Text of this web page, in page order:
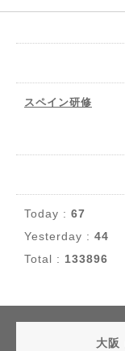
スペイン研修
Today : 67
Yesterday : 44
Total : 133896
大阪